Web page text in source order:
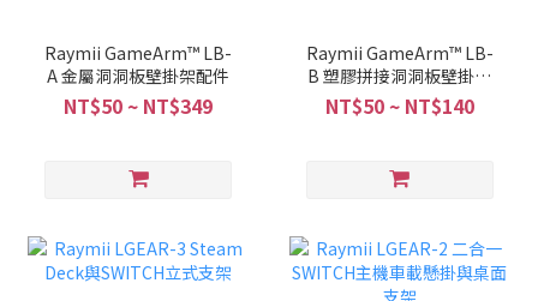
Raymii GameArm™ LB-
A 金屬洞洞板壁掛架配件
NT$50 ~ NT$349
Raymii GameArm™ LB-
B 塑膠拼接洞洞板壁掛架
配件
NT$50 ~ NT$140